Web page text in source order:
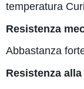
temperatura
Resistenza
Abbastanza
Resistenza